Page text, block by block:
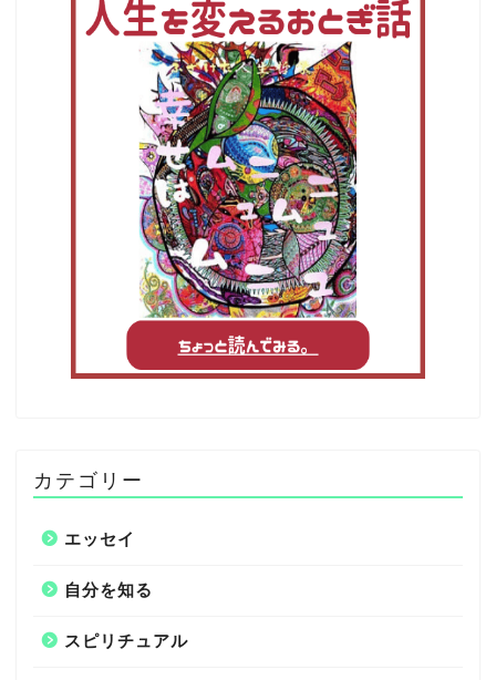
カテゴリー
エッセイ
自分を知る
スピリチュアル